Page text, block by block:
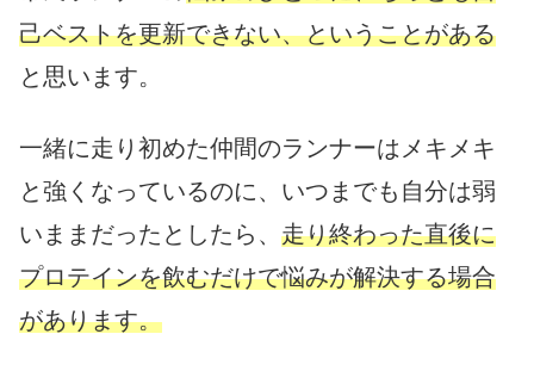
己ベストを更新できない、ということがある
と思います。
一緒に走り初めた仲間のランナーはメキメキ
と強くなっているのに、いつまでも自分は弱
いままだったとしたら、 走り終わった直後に
プロテインを飲むだけで悩みが解決する場合
があります。